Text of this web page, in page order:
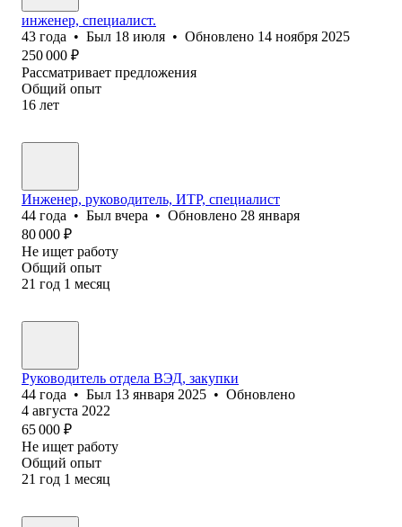
инженер, специалист.
43 года • Был 18 июля • Обновлено 14 ноября 2025
250 000 ₽
Рассматривает предложения
Общий опыт
16 лет
Инженер, руководитель, ИТР, специалист
44 года • Был вчера • Обновлено 28 января
80 000 ₽
Не ищет работу
Общий опыт
21 год 1 месяц
Руководитель отдела ВЭД, закупки
44 года • Был 13 января 2025 • Обновлено
4 августа 2022
65 000 ₽
Не ищет работу
Общий опыт
21 год 1 месяц